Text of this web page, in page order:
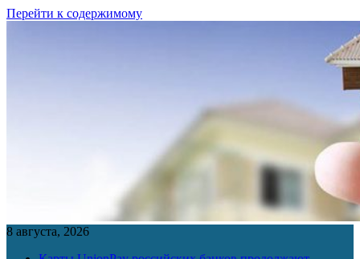
Перейти к содержимому
8 августа, 2026